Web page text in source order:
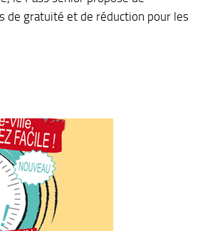
de gratuité et de réduction pour les